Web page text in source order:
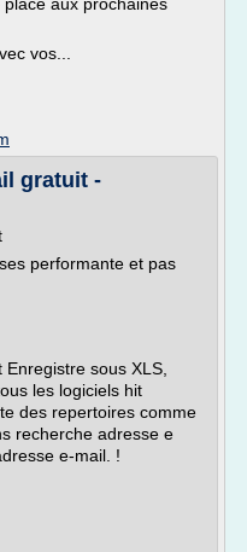
vos...
gratuit -
performante et pas
sous XLS,
les logiciels hit
des repertoires comme
recherche adresse e
e-mail. !